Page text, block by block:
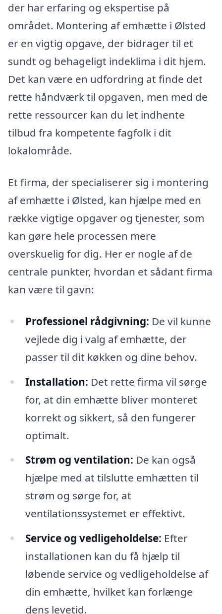
der har erfaring og ekspertise på
området. Montering af emhætte i Ølsted
er en vigtig opgave, der bidrager til et
sundt og behageligt indeklima i dit hjem.
Det kan være en udfordring at finde det
rette håndværk til opgaven, men med de
rette ressourcer kan du let indhente
tilbud fra kompetente fagfolk i dit
lokalområde.
Et firma, der specialiserer sig i montering
af emhætte i Ølsted, kan hjælpe med en
række vigtige opgaver og tjenester, som
kan gøre hele processen mere
overskuelig for dig. Her er nogle af de
centrale punkter, hvordan et sådant firma
kan være til gavn:
Professionel rådgivning: De vil kunne
vejlede dig i valg af emhætte, der
passer til dit køkken og dine behov.
Installation: Det rette firma vil sørge
for, at din emhætte bliver monteret
korrekt og sikkert, så den fungerer
optimalt.
Strøm og ventilation: De kan også
hjælpe med at tilslutte emhætten til
strøm og sørge for, at
ventilationssystemet er effektivt.
Service og vedligeholdelse: Efter
installationen kan du få hjælp til
løbende service og vedligeholdelse af
din emhætte, hvilket kan forlænge
dens levetid.